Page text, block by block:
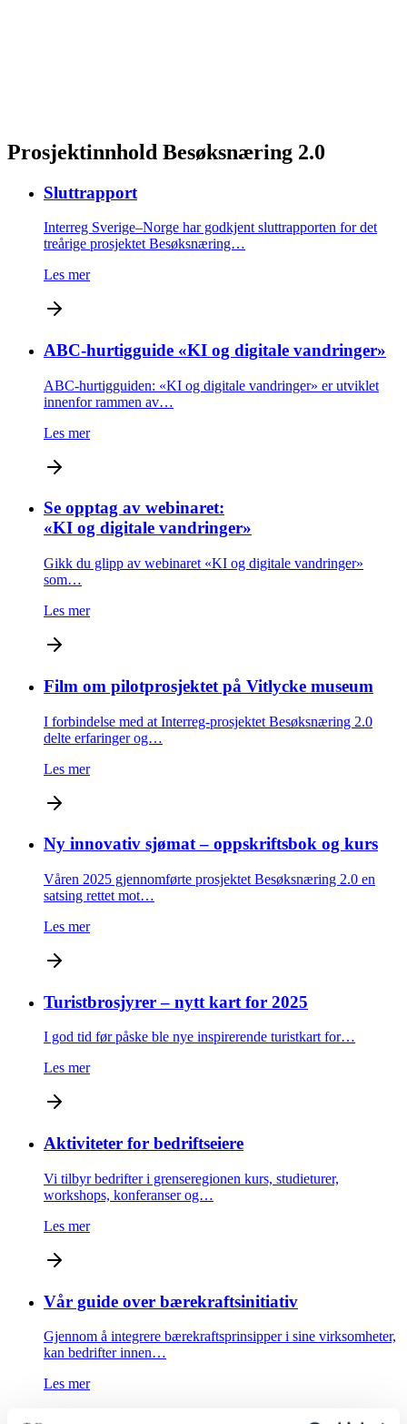
Prosjektinnhold Besøksnæring 2.0
Sluttrapport
Interreg Sverige–Norge har godkjent sluttrapporten for det
treårige prosjektet Besøksnæring…
Les mer
ABC-hurtigguide «KI og digitale vandringer»
ABC-hurtigguiden: «KI og digitale vandringer» er utviklet
innenfor rammen av…
Les mer
Se opptag av webinaret:
«KI og digitale vandringer»
Gikk du glipp av webinaret «KI og digitale vandringer»
som…
Les mer
Film om pilotprosjektet på Vitlycke museum
I forbindelse med at Interreg-prosjektet Besøksnæring 2.0
delte erfaringer og…
Les mer
Ny innovativ sjømat – oppskriftsbok og kurs
Våren 2025 gjennomførte prosjektet Besøksnæring 2.0 en
satsing rettet mot…
Les mer
Turistbrosjyrer – nytt kart for 2025
I god tid før påske ble nye inspirerende turistkart for…
Les mer
Aktiviteter for bedriftseiere
Vi tilbyr bedrifter i grenseregionen kurs, studieturer,
workshops, konferanser og…
Les mer
Vår guide over bærekraftsinitiativ
Gjennom å integrere bærekraftsprinsipper i sine virksomheter,
kan bedrifter innen…
Les mer